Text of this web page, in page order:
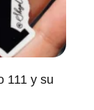
111 y su